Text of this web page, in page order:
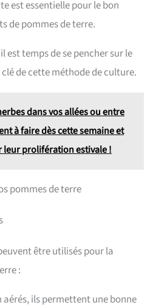
est essentielle pour le bon
de pommes de terre.
est temps de se pencher sur le
de cette méthode de culture.
dans vos allées ou entre
à faire dès cette semaine et
leur prolifération estivale !
pommes de terre
être utilisés pour la
:
aérés, ils permettent une bonne